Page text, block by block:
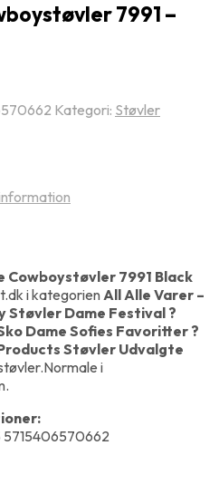
7991 –
Kategori: Støvler
Cowboystøvler 7991 Black
i kategorien All Alle Varer –
Støvler Dame Festival ?
Dame Sofies Favoritter ?
Støvler Udvalgte
i
5715406570662